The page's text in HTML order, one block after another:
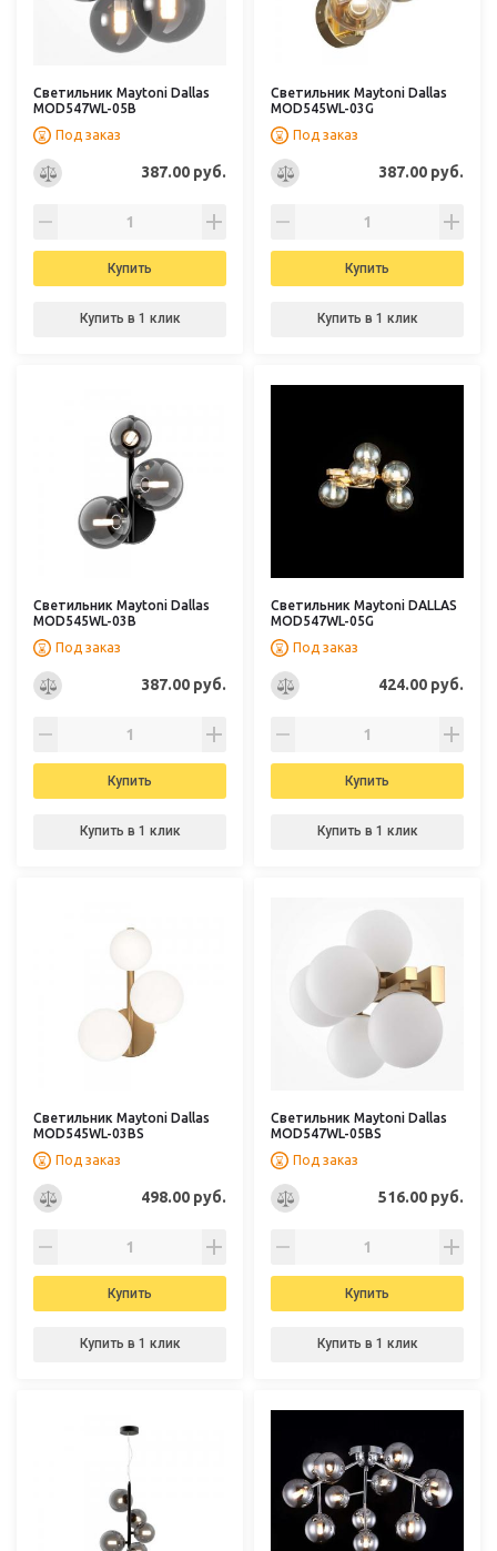
Светильник Maytoni Dallas
MOD547WL-05B
Под заказ
387.00 руб.
Купить
Купить в 1 клик
Светильник Maytoni Dallas
MOD545WL-03G
Под заказ
387.00 руб.
Купить
Купить в 1 клик
Светильник Maytoni Dallas
MOD545WL-03B
Под заказ
387.00 руб.
Купить
Купить в 1 клик
Светильник Maytoni DALLAS
MOD547WL-05G
Под заказ
424.00 руб.
Купить
Купить в 1 клик
Светильник Maytoni Dallas
MOD545WL-03BS
Под заказ
498.00 руб.
Купить
Купить в 1 клик
Светильник Maytoni Dallas
MOD547WL-05BS
Под заказ
516.00 руб.
Купить
Купить в 1 клик